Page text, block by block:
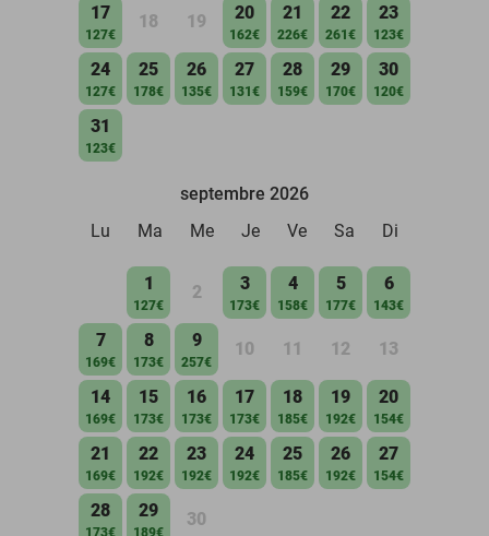
17
127€
18 19 20
162€
21
226€
22
261€
23
123€
24
127€
25
178€
26
135€
27
131€
28
159€
29
170€
30
120€
31
123€
septembre 2026
Lu
Ma Me Je Ve Sa Di
1
127€
2 3
173€
4
158€
5
177€
6
143€
7
169€
8
173€
9
257€
10 11 12 13
14
169€
15
173€
16
173€
17
173€
18
185€
19
192€
20
154€
21
169€
22
192€
23
192€
24
192€
25
185€
26
192€
27
154€
28
173€
29
189€
30